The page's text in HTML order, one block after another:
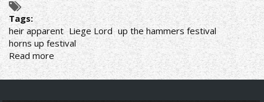
Tags:
heir apparent Liege Lord up the hammers festival
horns up festival
Read more about
HEIR
APPARENT: